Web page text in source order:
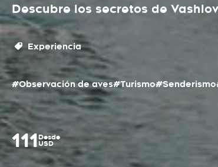
Descubre los secretos de
Experiencia
#Observación de aves#Turismo#Senderismo
111Desde
USD